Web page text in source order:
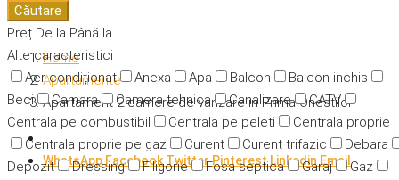
Căutare
Preț De la Până la
Alte caracteristici
Aer condiționat
Anexa Apa Balcon
Balcon inchis
Beci
Camara Camera tehnica Canalizare
CATV
Centrala pe combustibil
Centrala pe peleti
Centrala proprie
Centrala proprie pe gaz
Curent Curent trifazic
Debara
Depozit
Dressing Filigorie Fosa septica Garaj
Gaz
Home
Apartamente
Apartament 2 camere de vanzare in Prima Onestilor
WhatsApp Facebook TwitterPinterest Linkedin Email